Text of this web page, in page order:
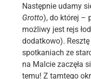
Następnie udamy
Grotto), do której –
możliwy jest rejs
dodatkowo).
spotkaniach ze
na Malcie zaczęła
temu! Z tamtego